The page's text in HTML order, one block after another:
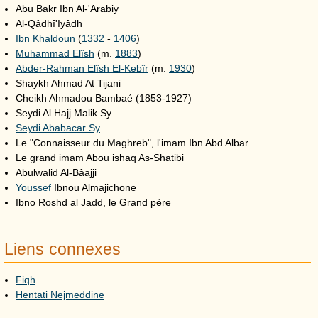
Abu Bakr Ibn Al-'Arabiy
Al-Qâdhî'Iyâdh
Ibn Khaldoun (1332 - 1406)
Muhammad Elîsh (m. 1883)
Abder-Rahman Elîsh El-Kebîr (m. 1930)
Shaykh Ahmad At Tijani
Cheikh Ahmadou Bambaé (1853-1927)
Seydi Al Hajj Malik Sy
Seydi Ababacar Sy
Le "Connaisseur du Maghreb", l'imam Ibn Abd Albar
Le grand imam Abou ishaq As-Shatibi
Abulwalid Al-Bâajji
Youssef Ibnou Almajichone
Ibno Roshd al Jadd, le Grand père
Liens connexes
Fiqh
Hentati Nejmeddine